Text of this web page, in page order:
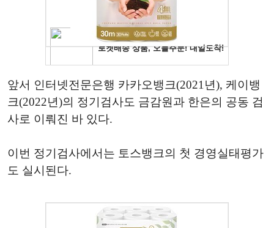
앞서 인터넷전문은행 카카오뱅크(2021년), 케이뱅
크(2022년)의 정기검사도 금감원과 한은의 공동 검
사로 이뤄진 바 있다.
이번 정기검사에서는 토스뱅크의 첫 경영실태평가
도 실시된다.